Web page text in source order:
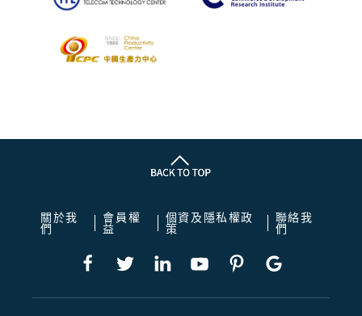
關於我
們
會員權
益
個資及隱私權政
策
聯絡我
們